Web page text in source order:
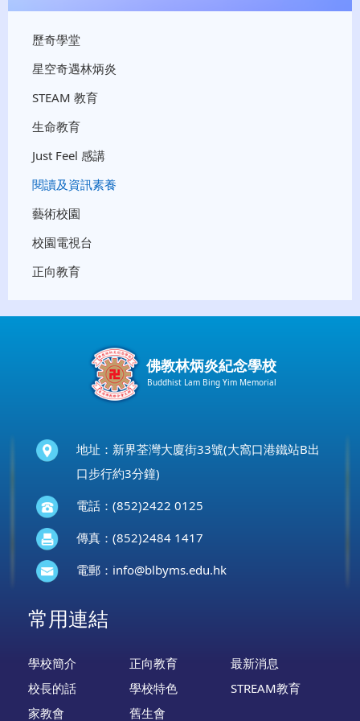
歷奇學堂
星空奇遇林炳炎
STEAM 教育
生命教育
Just Feel 感講
閱讀及資訊素養
藝術校園
校園電視台
正向教育
佛教林炳炎紀念學校
Buddhist Lam Bing Yim Memorial
地址：新界荃灣大廈街33號(大窩口港鐵站B出
口步行約3分鐘)
電話：(852)2422 0125
傳真：(852)2484 1417
電郵： info@blbyms.edu.hk
常用連結
學校簡介 正向教育
最新消息
校長的話
學校特色
STREAM教育
家教會
舊生會